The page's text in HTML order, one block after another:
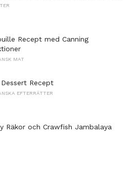
Recept med Canning
MAT
Recept
EFTERRÄTTER
Räkor och Crawfish Jambalaya